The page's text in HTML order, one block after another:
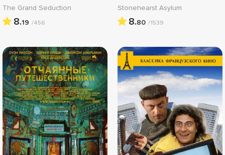
The Grand Seduction
8.19 /456
Stonehearst Asylum
8.80 /1539